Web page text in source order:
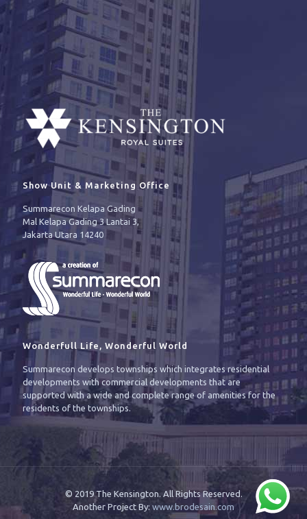
Show Unit & Marketing Office
Summarecon Kelapa Gading
Mal Kelapa Gading 3 Lantai 3,
Jakarta Utara 14240
Wonderfull Life, Wonderful World
Summarecon develops townships which integrates residential
developments with commercial developments that are
supported with a wide and complete range of amenities for the
residents of the townships.
© 2019 The Kensington. All Rights Reserved.
Another Project By: www.brodesain.com